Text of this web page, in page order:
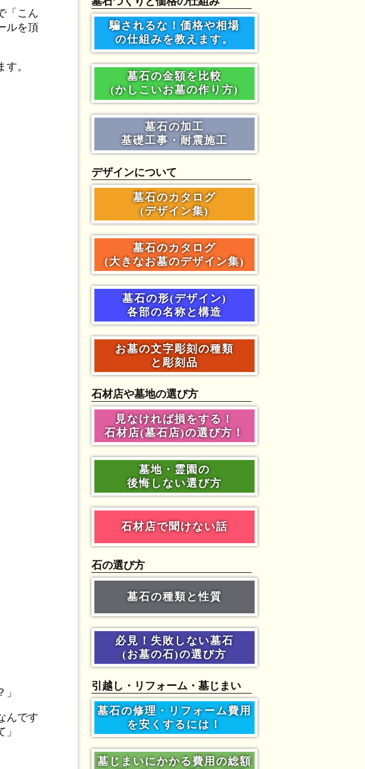
「こん
ルを頂
。
んです
騙されるな！価格や相場
の仕組みを教えます。
墓石の金額を比較
(かしこいお墓の作り方)
墓石の加工
基礎工事・耐震施工
デザインについて
墓石のカタログ
(デザイン集)
墓石のカタログ
(大きなお墓のデザイン集)
墓石の形(デザイン)
各部の名称と構造
お墓の文字彫刻の種類
と彫刻品
石材店や墓地の選び方
見なければ損をする！
石材店(墓石店)の選び方！
墓地・霊園の
後悔しない選び方
石材店で聞けない話
石の選び方
墓石の種類と性質
必見！失敗しない墓石
(お墓の石)の選び方
引越し・リフォーム・墓じまい
墓石の修理・リフォーム費用
を安くするには！
墓じまいにかかる費用の総額